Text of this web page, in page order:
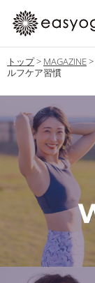
トップ> MAGAZINE>
ルフケア習慣